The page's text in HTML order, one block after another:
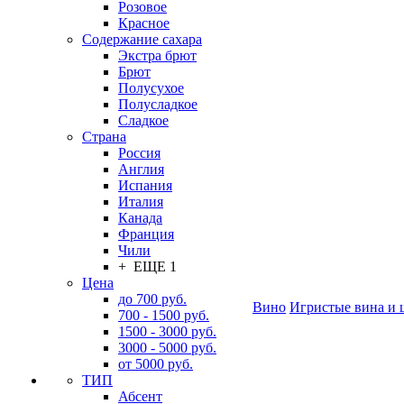
Розовое
Красное
Содержание сахара
Экстра брют
Брют
Полусухое
Полусладкое
Сладкое
Страна
Россия
Англия
Испания
Италия
Канада
Франция
Чили
+ ЕЩЕ 1
Цена
до 700 руб.
700 - 1500 руб.
1500 - 3000 руб.
3000 - 5000 руб.
от 5000 руб.
ТИП
Абсент
Вино Игристые вина и